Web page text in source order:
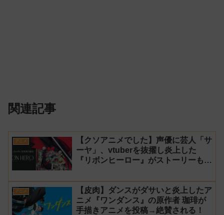
関連記事
アニメ
【クソアニメでした】声優に芸人「サ
ーヤ」、vtuberを抜擢し炎上した
『リボンヒーロー』がストーリーもつ
ト 演技】
アニメ
【皮肉】ダンスがダサいと炎上したア
ニメ『ワンダンス』の原作者 珈琲が
手描きアニメを投稿→絶賛される！